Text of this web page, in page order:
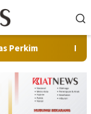
Pilot Project,